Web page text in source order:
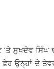
ਸੁਖਦੇਵ ਸਿੰਘ
ਉਨ੍ਹਾਂ ਦੇ